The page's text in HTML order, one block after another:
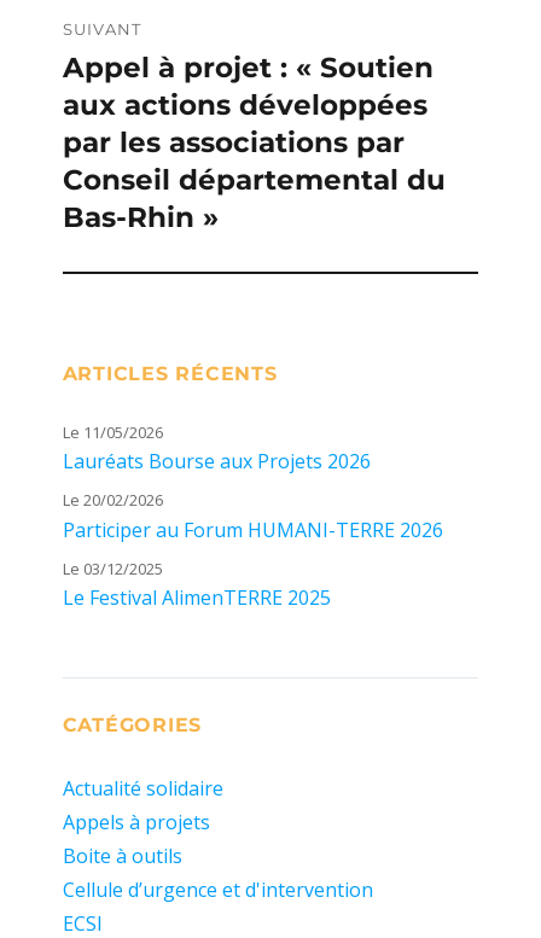
SUIVANT
Publication
suivante :
Appel à projet : « Soutien
aux actions développées
par les associations par
Conseil départemental du
Bas-Rhin »
ARTICLES RÉCENTS
Le 11/05/2026
Lauréats Bourse aux Projets 2026
Le 20/02/2026
Participer au Forum HUMANI-TERRE 2026
Le 03/12/2025
Le Festival AlimenTERRE 2025
CATÉGORIES
Actualité solidaire
Appels à projets
Boite à outils
Cellule d’urgence et d'intervention
ECSI